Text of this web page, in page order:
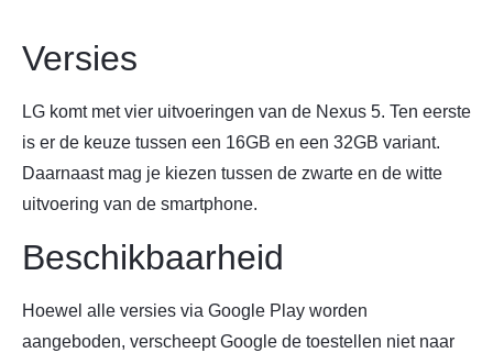
Versies
LG komt met vier uitvoeringen van de Nexus 5. Ten eerste
is er de keuze tussen een 16GB en een 32GB variant.
Daarnaast mag je kiezen tussen de zwarte en de witte
uitvoering van de smartphone.
Beschikbaarheid
Hoewel alle versies via Google Play worden
aangeboden, verscheept Google de toestellen niet naar